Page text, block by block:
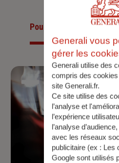
Pour les particuliers
Generali vous
gérer les
Generali utilise des
compris des
site Generali.fr.
Ce site utilise des
l’analyse et
l’expérience
l’analyse
avec les réseaux
publicitaire (ex : Les
Google sont utilisés